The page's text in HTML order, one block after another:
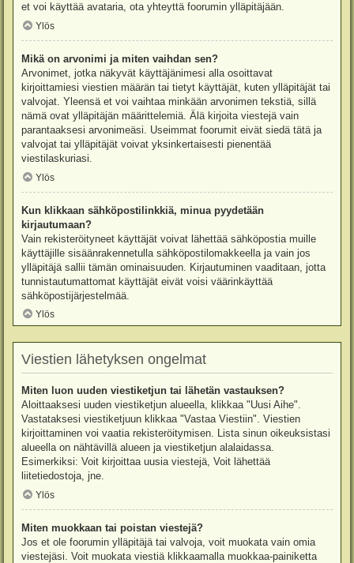
et voi käyttää avataria, ota yhteyttä foorumin ylläpitäjään.
Ylös
Mikä on arvonimi ja miten vaihdan sen?
Arvonimet, jotka näkyvät käyttäjänimesi alla osoittavat
kirjoittamiesi viestien määrän tai tietyt käyttäjät, kuten ylläpitäjät tai
valvojat. Yleensä et voi vaihtaa minkään arvonimen tekstiä, sillä
nämä ovat ylläpitäjän määrittelemiä. Älä kirjoita viestejä vain
parantaaksesi arvonimeäsi. Useimmat foorumit eivät siedä tätä ja
valvojat tai ylläpitäjät voivat yksinkertaisesti pienentää
viestilaskuriasi.
Ylös
Kun klikkaan sähköpostilinkkiä, minua pyydetään
kirjautumaan?
Vain rekisteröityneet käyttäjät voivat lähettää sähköpostia muille
käyttäjille sisäänrakennetulla sähköpostilomakkeella ja vain jos
ylläpitäjä sallii tämän ominaisuuden. Kirjautuminen vaaditaan, jotta
tunnistautumattomat käyttäjät eivät voisi väärinkäyttää
sähköpostijärjestelmää.
Ylös
Viestien lähetyksen ongelmat
Miten luon uuden viestiketjun tai lähetän vastauksen?
Aloittaaksesi uuden viestiketjun alueella, klikkaa "Uusi Aihe".
Vastataksesi viestiketjuun klikkaa "Vastaa Viestiin". Viestien
kirjoittaminen voi vaatia rekisteröitymisen. Lista sinun oikeuksistasi
alueella on nähtävillä alueen ja viestiketjun alalaidassa.
Esimerkiksi: Voit kirjoittaa uusia viestejä, Voit lähettää
liitetiedostoja, jne.
Ylös
Miten muokkaan tai poistan viestejä?
Jos et ole foorumin ylläpitäjä tai valvoja, voit muokata vain omia
viestejäsi. Voit muokata viestiä klikkaamalla muokkaa-painiketta